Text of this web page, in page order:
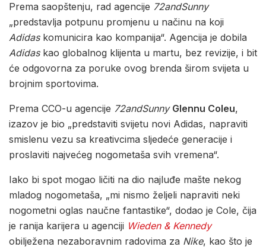
Prema saopštenju, rad agencije 72andSunny
„predstavlja potpunu promjenu u načinu na koji
Adidaskomunicira kao kompanija“. Agencija je dobila
Adidaskao globalnog klijenta u martu, bez revizije, i bit
će odgovorna za poruke ovog brenda širom svijeta u
brojnim sportovima.
Prema CCO-u agencije 72andSunny Glennu Coleu,
izazov je bio „predstaviti svijetu novi Adidas, napraviti
smislenu vezu sa kreativcima sljedeće generacije i
proslaviti najvećeg nogometaša svih vremena“.
Iako bi spot mogao ličiti na dio najluđe mašte nekog
mladog nogometaša, „mi nismo željeli napraviti neki
nogometni oglas naučne fantastike“, dodao je Cole, čija
je ranija karijera u agenciji Wieden & Kennedy
obilježena nezaboravnim radovima za Nike, kao što je